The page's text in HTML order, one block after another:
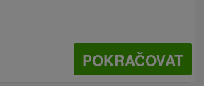
POKRAČOVAT